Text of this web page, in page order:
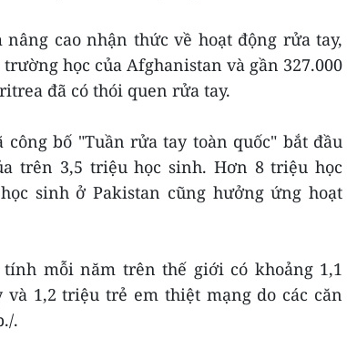
cao nhận thức về hoạt động rửa tay,
học của Afghanistan và gần 327.000
đã có thói quen rửa tay.
bố "Tuần rửa tay toàn quốc" bắt đầu
trên 3,5 triệu học sinh. Hơn 8 triệu học
sinh ở Pakistan cũng hưởng ứng hoạt
tính mỗi năm trên thế giới có khoảng 1,1
1,2 triệu trẻ em thiệt mạng do các căn
.